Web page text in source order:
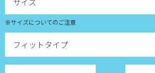
※サイズについてのご注意